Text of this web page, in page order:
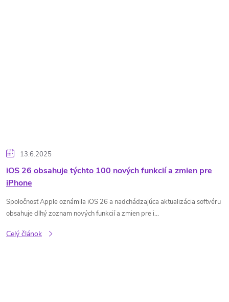
13.6.2025
iOS 26 obsahuje týchto 100 nových funkcií a zmien pre
iPhone
Spoločnosť Apple oznámila iOS 26 a nadchádzajúca aktualizácia softvéru
obsahuje dlhý zoznam nových funkcií a zmien pre i...
Celý článok